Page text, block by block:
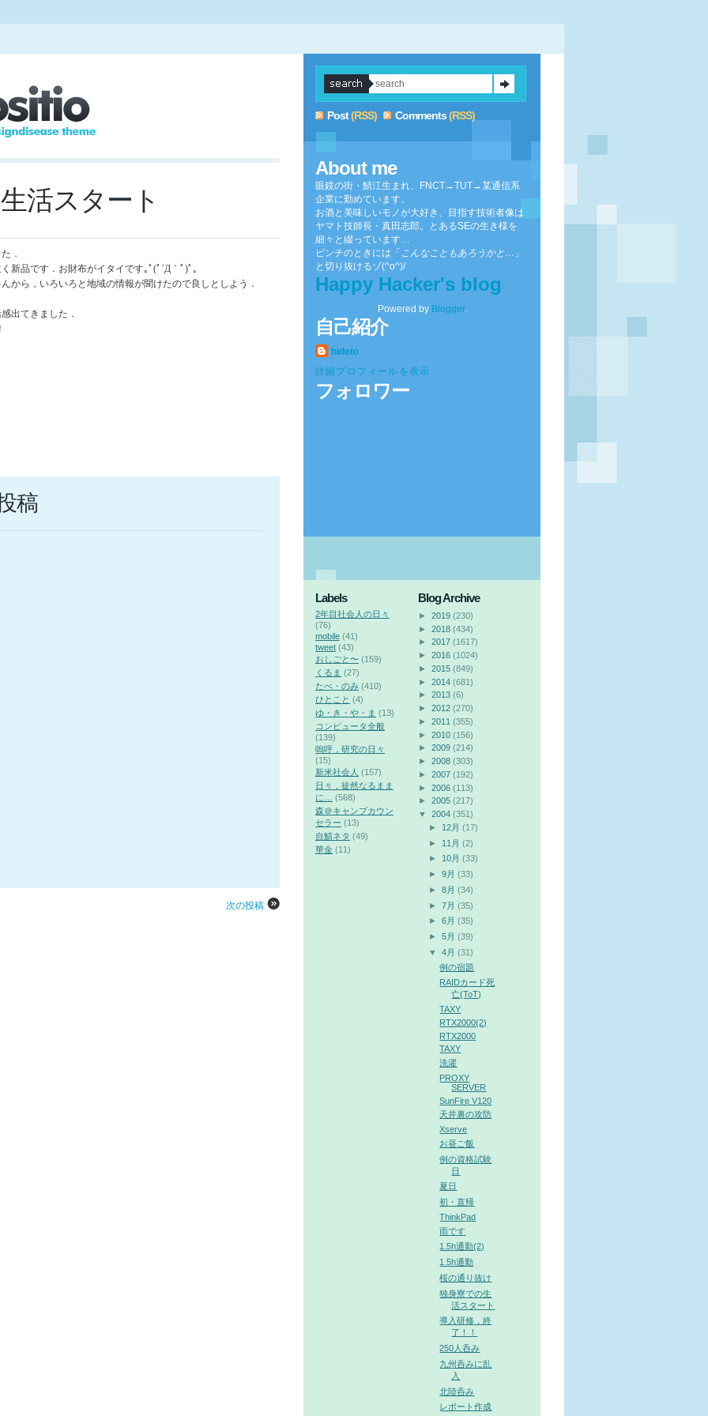
活スタート
．
新品です．お財布がイタイです｡ﾟ(ﾟ´Д｀ﾟ)ﾟ｡
から，いろいろと地域の情報が聞けたので良しとしよう．
出てきました．
稿
次の投稿
Post(RSS) Comments(RSS)
About me
眼鏡の街・鯖江生まれ、FNCT→TUT→某通信系
企業に勤めています。
お酒と美味しいモノが大好き、目指す技術者像は
ヤマト技師長・真田志郎。とあるSEの生き様を
細々と綴っています…
ピンチのときには「 こんなこともあろうかと… 」
と切り抜けるゾ(^o^)/
Happy Hacker's blog
Powered by Blogger.
自己紹介
hideto
詳細プロフィールを表示
フォロワー
Labels
2年目社会人の日々
(76)
mobile (41)
tweet (43)
おしごと〜 (159)
くるま (27)
たべ・のみ (410)
ひとこと (4)
ゆ・き・や・ま (13)
コンピュータ全般
(139)
嗚呼，研究の日々
(15)
新米社会人 (157)
日々，徒然なるまま
に…
(568)
森＠キャンプカウン
セラー (13)
自鯖ネタ (49)
華金 (11)
Blog Archive
► 2019 (230)
► 2018 (434)
► 2017 (1617)
► 2016 (1024)
► 2015 (849)
► 2014 (681)
► 2013 (6)
► 2012 (270)
► 2011 (355)
► 2010 (156)
► 2009 (214)
► 2008 (303)
► 2007 (192)
► 2006 (113)
► 2005 (217)
▼
2004 (351)
► 12月 (17)
► 11月 (2)
► 10月 (33)
►9月 (33)
►8月 (34)
►7月 (35)
►6月 (35)
►5月 (39)
▼
4月 (31)
例の宿題
RAIDカード死
亡(ToT)
TAXY
RTX2000(2)
RTX2000
TAXY
洗濯
PROXY
SERVER
SunFire V120
天井裏の攻防
Xserve
お昼ご飯
例の資格試験
日
夏日
初・直帰
ThinkPad
雨です
1.5h通勤(2)
1.5h通勤
桜の通り抜け
独身寮での生
活スタート
導入研修，終
了！！
250人呑み
九州呑みに乱
入
北陸呑み
レポート作成